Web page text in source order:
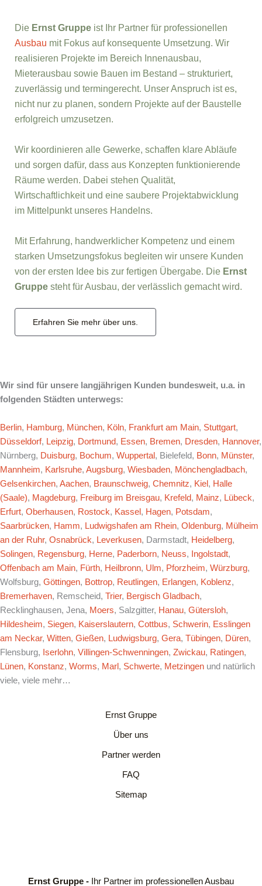
Die Ernst Gruppe ist Ihr Partner für professionellen
Ausbau mit Fokus auf konsequente Umsetzung. Wir
realisieren Projekte im Bereich Innenausbau,
Mieterausbau sowie Bauen im Bestand – strukturiert,
zuverlässig und termingerecht. Unser Anspruch ist es,
nicht nur zu planen, sondern Projekte auf der Baustelle
erfolgreich umzusetzen.
Wir koordinieren alle Gewerke, schaffen klare Abläufe
und sorgen dafür, dass aus Konzepten funktionierende
Räume werden. Dabei stehen Qualität,
Wirtschaftlichkeit und eine saubere Projektabwicklung
im Mittelpunkt unseres Handelns.
Mit Erfahrung, handwerklicher Kompetenz und einem
starken Umsetzungsfokus begleiten wir unsere Kunden
von der ersten Idee bis zur fertigen Übergabe. Die Ernst
Gruppe steht für Ausbau, der verlässlich gemacht wird.
Erfahren Sie mehr über uns.
Wir sind für unsere langjährigen Kunden bundesweit, u.a. in
folgenden Städten unterwegs:
Berlin, Hamburg, München, Köln, Frankfurt am Main, Stuttgart,
Düsseldorf, Leipzig, Dortmund, Essen, Bremen, Dresden, Hannover,
Nürnberg, Duisburg, Bochum, Wuppertal , Bielefeld, Bonn, Münster,
Mannheim, Karlsruhe, Augsburg, Wiesbaden, Mönchengladbach,
Gelsenkirchen, Aachen, Braunschweig, Chemnitz, Kiel , Halle
(Saale), Magdeburg, Freiburg im Breisgau, Krefeld, Mainz, Lübeck,
Erfurt, Oberhausen, Rostock, Kassel , Hagen, Potsdam,
Saarbrücken, Hamm, Ludwigshafen am Rhein, Oldenburg, Mülheim
an der Ruhr, Osnabrück, Leverkusen, Darmstadt, Heidelberg,
Solingen, Regensburg, Herne, Paderborn, Neuss, Ingolstadt,
Offenbach am Main, Fürth, Heilbronn, Ulm, Pforzheim, Würzburg,
Wolfsburg, Göttingen, Bottrop, Reutlingen, Erlangen, Koblenz,
Bremerhaven, Remscheid, Trier, Bergisch Gladbach,
Recklinghausen, Jena, Moers, Salzgitter, Hanau, Gütersloh,
Hildesheim, Siegen, Kaiserslautern, Cottbus, Schwerin, Esslingen
am Neckar, Witten, Gießen, Ludwigsburg, Gera, Tübingen, Düren,
Flensburg, Iserlohn, Villingen-Schwenningen, Zwickau, Ratingen,
Lünen, Konstanz, Worms, Marl , Schwerte, Metzingen und natürlich
viele, viele mehr…
Ernst Gruppe
Über uns
Partner werden
FAQ
Sitemap
Ernst Gruppe - Ihr Partner im professionellen Ausbau